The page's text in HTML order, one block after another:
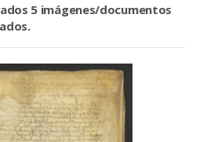
5 imágenes/documentos